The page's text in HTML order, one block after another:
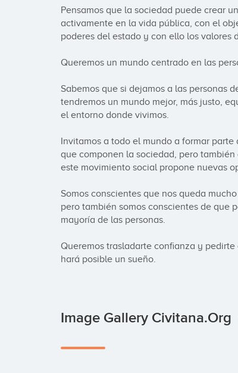
Pensamos que la sociedad puede crear
activamente en la vida pública, con el
poderes del estado y con ello los valores
Queremos un mundo centrado en las
Sabemos que si dejamos a las personas
tendremos un mundo mejor, más justo,
el entorno donde vivimos.
Invitamos a todo el mundo a formar
que componen la sociedad, pero
este movimiento social propone nuevas
Somos conscientes que nos queda
pero también somos conscientes de que
mayoría de las personas.
Queremos trasladarte confianza y
hará posible un sueño.
Image Gallery Civitana.org